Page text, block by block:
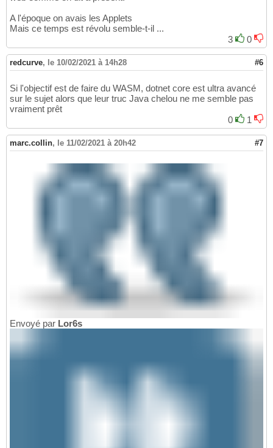
A l'époque on avais les Applets
Mais ce temps est révolu semble-t-il ...
3
0
redcurve, le 10/02/2021 à 14h28 #6
Si l'objectif est de faire du WASM, dotnet core est ultra avancé
sur le sujet alors que leur truc Java chelou ne me semble pas
vraiment prêt
0
1
marc.collin, le 11/02/2021 à 20h42 #7
Envoyé par Lor6s